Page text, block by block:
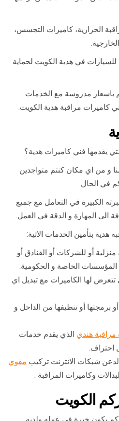
الحرارية، كاميرات التجسس،
في هدية الكويت لحماية
باسعار مدروسة مع الخدمات
كاميرات مراقبة هدية الكويت.
يقدمها فني كاميرات هدية؟
و من اي مكان كنتم متواجدين
في الحال.
الكبيرة في التعامل مع جميع
الى المهارة و الدقة في العمل.
هدية بتأمين الخدمات الاتية:
أو للشركات أو الفنادق أو
المؤسسات الخاصة و الحكومية.
لها الكاميرات مع تبديل اي
برمجتها أو تنظيفها من الداخل و
هندي الذي يقدم خدمات
احتراف.
لدعن شبكات الانترنت تركيب مقوي
وكاميرات المراقبة .
الكويت